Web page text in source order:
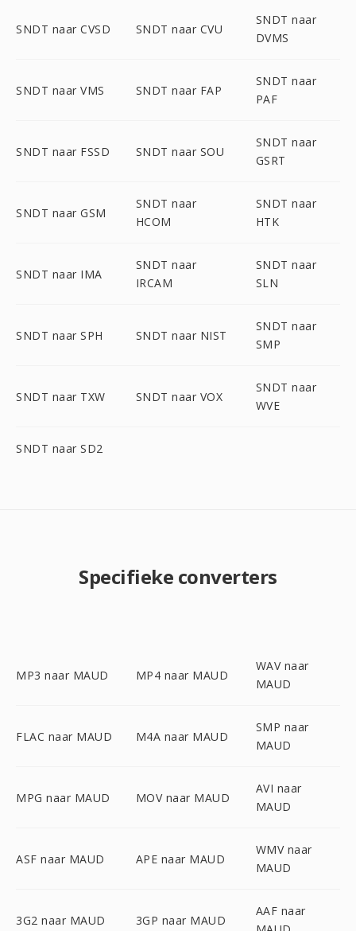
SNDT naar CVSD SNDT naar CVU
SNDT naar
DVMS
SNDT naar VMS SNDT naar FAP
SNDT naar
PAF
SNDT naar FSSD SNDT naar SOU
SNDT naar
GSRT
SNDT naar GSM
SNDT naar
HCOM
SNDT naar
HTK
SNDT naar IMA
SNDT naar
IRCAM
SNDT naar
SLN
SNDT naar SPH SNDT naar NIST
SNDT naar
SMP
SNDT naar TXW SNDT naar VOX
SNDT naar
WVE
SNDT naar SD2
Specifieke converters
MP3 naar MAUD MP4 naar MAUD
WAV naar
MAUD
FLAC naar MAUD M4A naar MAUD
SMP naar
MAUD
MPG naar MAUD MOV naar MAUD
AVI naar
MAUD
ASF naar MAUD APE naar MAUD
WMV naar
MAUD
3G2 naar MAUD 3GP naar MAUD
AAF naar